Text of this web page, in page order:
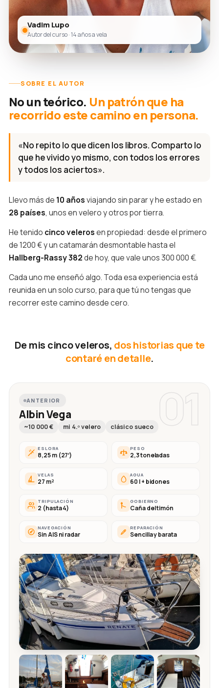
Vadim Lupo
Autor del curso · 14 años a vela
SOBRE EL AUTOR
No un teórico. Un patrón que ha
recorrido este camino en persona.
«No repito lo que dicen los libros. Comparto lo
que he vivido yo mismo, con todos los errores
y todos los aciertos».
Llevo más de 10 añosviajando sin parar y he estado en
28 países, unos en velero y otros por tierra.
He tenido cinco velerosen propiedad: desde el primero
de 1200 € y un catamarán desmontable hasta el
Hallberg-Rassy 382de hoy, que vale unos 300 000 €.
Cada uno me enseñó algo. Toda esa experiencia está
reunida en un solo curso, para que tú no tengas que
recorrer este camino desde cero.
De mis cinco veleros, dos historias que te
contaré en detalle.
01
ANTERIOR
Albin Vega
~10 000 € mi 4.º velero clásico sueco
ESLORA
8,25 m (27′)
PESO
2,3 toneladas
VELAS
27 m²
AGUA
60 l + bidones
TRIPULACIÓN
2 (hasta 4)
GOBIERNO
Caña del timón
NAVEGACIÓN
Sin AIS ni radar
REPARACIÓN
Sencilla y barata